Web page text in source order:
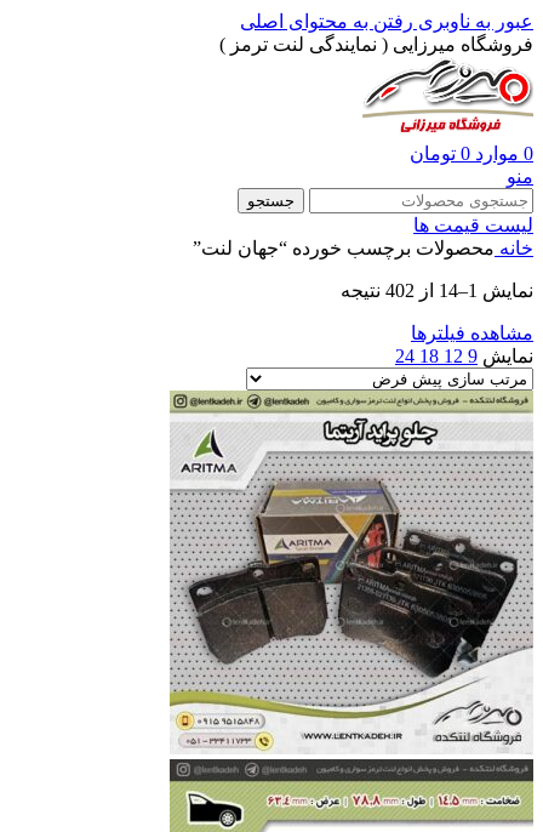
عبور به ناوبری رفتن به محتوای اصلی
فروشگاه میرزایی ( نمایندگی لنت ترمز )
0 موارد 0 تومان
منو
جستجو
لیست قیمت ها
خانه محصولات برچسب خورده “جهان لنت”
نمایش 1–14 از 402 نتیجه
مشاهده فیلترها
نمایش 9
12
18
24